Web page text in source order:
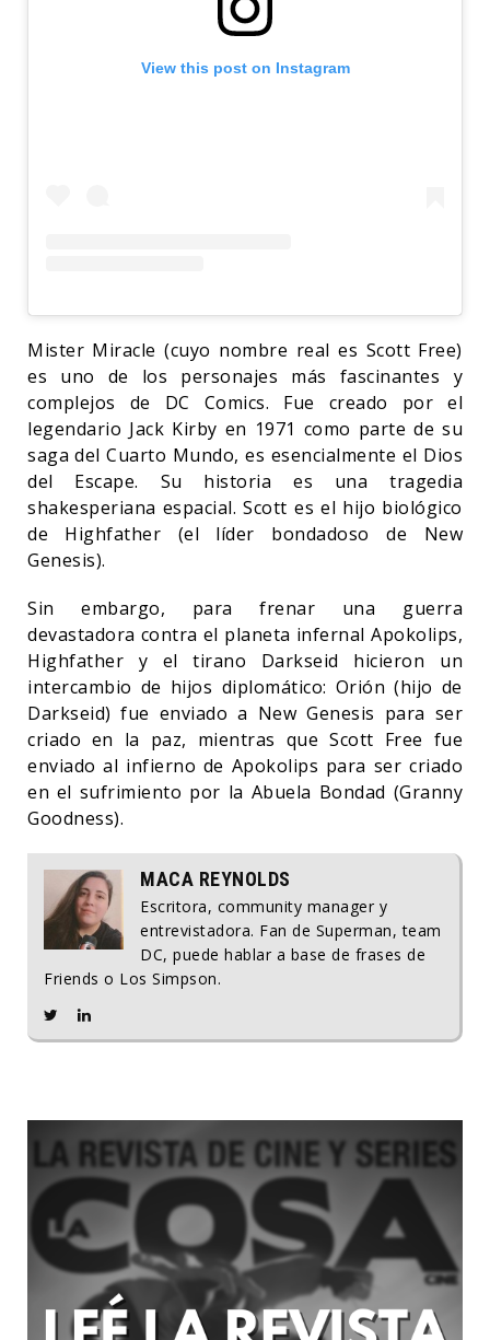
View this post on Instagram
Mister Miracle (cuyo nombre real es Scott Free)
es uno de los personajes más fascinantes y
complejos de DC Comics. Fue creado por el
legendario Jack Kirby en 1971 como parte de su
saga del Cuarto Mundo, es esencialmente el Dios
del Escape. Su historia es una tragedia
shakesperiana espacial. Scott es el hijo biológico
de Highfather (el líder bondadoso de New
Genesis).
Sin embargo, para frenar una guerra
devastadora contra el planeta infernal Apokolips,
Highfather y el tirano Darkseid hicieron un
intercambio de hijos diplomático: Orión (hijo de
Darkseid) fue enviado a New Genesis para ser
criado en la paz, mientras que Scott Free fue
enviado al infierno de Apokolips para ser criado
en el sufrimiento por la Abuela Bondad (Granny
Goodness).
MACA REYNOLDS
Escritora, community manager y
entrevistadora. Fan de Superman, team
DC, puede hablar a base de frases de
Friends o Los Simpson.